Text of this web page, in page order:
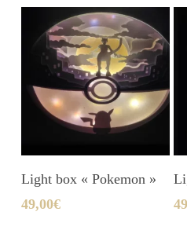
Ajouter Au Panier
Light box « Pokemon »
49,00€